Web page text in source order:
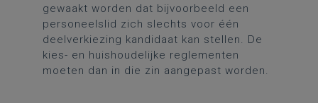
gewaakt worden dat bijvoorbeeld een
personeelslid zich slechts voor één
deelverkiezing kandidaat kan stellen. De
kies- en huishoudelijke reglementen
moeten dan in die zin aangepast worden.